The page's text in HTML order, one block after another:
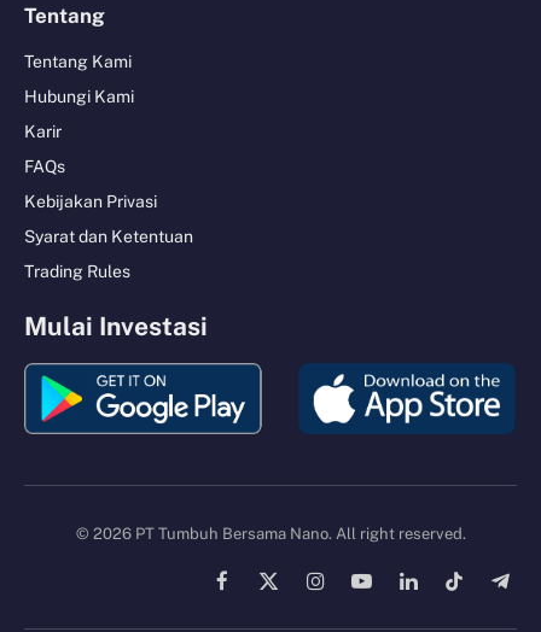
Tentang
Tentang Kami
Hubungi Kami
Karir
FAQs
Kebijakan Privasi
Syarat dan Ketentuan
Trading Rules
Mulai Investasi
© 2026 PT Tumbuh Bersama Nano. All right reserved.
Facebook
X
InstagramYouTubeLinkedInTikTok